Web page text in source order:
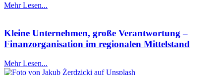
Mehr Lesen...
Kleine Unternehmen, große Verantwortung –
Finanzorganisation im regionalen Mittelstand
Mehr Lesen...